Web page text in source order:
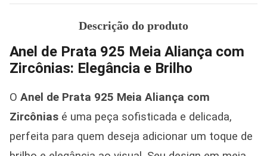
Descrição do produto
Anel de Prata 925 Meia Aliança com
Zircônias: Elegância e Brilho
O Anel de Prata 925 Meia Aliança com
Zircônias é uma peça sofisticada e delicada,
perfeita para quem deseja adicionar um toque de